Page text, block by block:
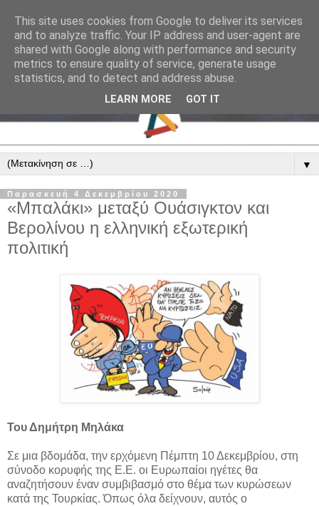
▼
Παρασκευή 4 Δεκεμβρίου 2020
«Μπαλάκι» μεταξύ Ουάσιγκτον και
Βερολίνου η ελληνική εξωτερική
πολιτική
Του Δημήτρη Μηλάκα
Σε μια βδομάδα, την ερχόμενη Πέμπτη 10 Δεκεμβρίου, στη
σύνοδο κορυφής της Ε.Ε. οι Ευρωπαίοι ηγέτες θα
αναζητήσουν έναν συμβιβασμό στο θέμα των κυρώσεων
κατά της Τουρκίας. Όπως όλα δείχνουν, αυτός ο
This site uses cookies from Google to deliver its services
and to analyze traffic. Your IP address and user-agent are
shared with Google along with performance and security
metrics to ensure quality of service, generate usage
statistics, and to detect and address abuse.
LEARN MORE GOT IT